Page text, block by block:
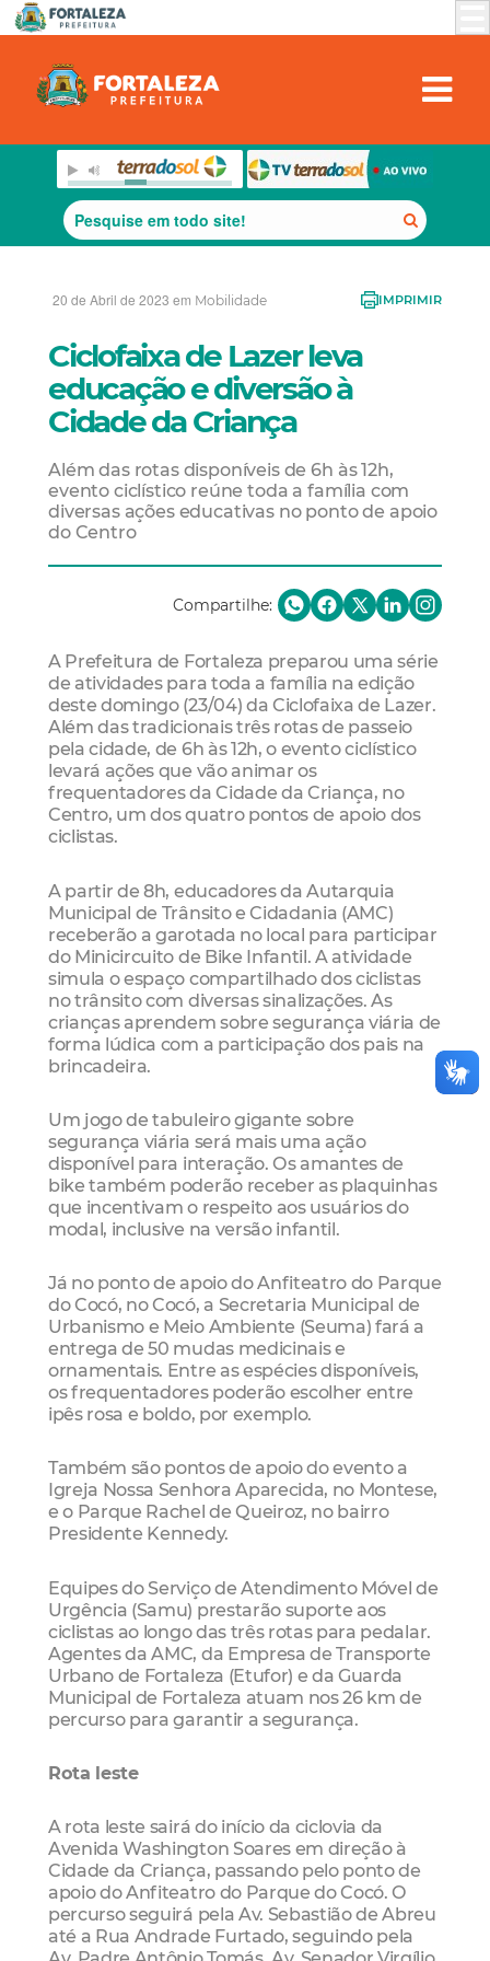
20 de Abril de 2023 em Mobilidade IMPRIMIR
Ciclofaixa de Lazer leva
educação e diversão à
Cidade da Criança
Além das rotas disponíveis de 6h às 12h,
evento ciclístico reúne toda a família com
diversas ações educativas no ponto de apoio
do Centro
Compartilhe:
A Prefeitura de Fortaleza preparou uma série
de atividades para toda a família na edição
deste domingo (23/04) da Ciclofaixa de Lazer.
Além das tradicionais três rotas de passeio
pela cidade, de 6h às 12h, o evento ciclístico
levará ações que vão animar os
frequentadores da Cidade da Criança, no
Centro, um dos quatro pontos de apoio dos
ciclistas.
A partir de 8h, educadores da Autarquia
Municipal de Trânsito e Cidadania (AMC)
receberão a garotada no local para participar
do Minicircuito de Bike Infantil. A atividade
simula o espaço compartilhado dos ciclistas
no trânsito com diversas sinalizações. As
crianças aprendem sobre segurança viária de
forma lúdica com a participação dos pais na
brincadeira.
Um jogo de tabuleiro gigante sobre
segurança viária será mais uma ação
disponível para interação. Os amantes de
bike também poderão receber as plaquinhas
que incentivam o respeito aos usuários do
modal, inclusive na versão infantil.
Já no ponto de apoio do Anfiteatro do Parque
do Cocó, no Cocó, a Secretaria Municipal de
Urbanismo e Meio Ambiente (Seuma) fará a
entrega de 50 mudas medicinais e
ornamentais. Entre as espécies disponíveis,
os frequentadores poderão escolher entre
ipês rosa e boldo, por exemplo.
Também são pontos de apoio do evento a
Igreja Nossa Senhora Aparecida, no Montese,
e o Parque Rachel de Queiroz, no bairro
Presidente Kennedy.
Equipes do Serviço de Atendimento Móvel de
Urgência (Samu) prestarão suporte aos
ciclistas ao longo das três rotas para pedalar.
Agentes da AMC, da Empresa de Transporte
Urbano de Fortaleza (Etufor) e da Guarda
Municipal de Fortaleza atuam nos 26 km de
percurso para garantir a segurança.
Rota leste
A rota leste sairá do início da ciclovia da
Avenida Washington Soares em direção à
Cidade da Criança, passando pelo ponto de
apoio do Anfiteatro do Parque do Cocó. O
percurso seguirá pela Av. Sebastião de Abreu
até a Rua Andrade Furtado, seguindo pela